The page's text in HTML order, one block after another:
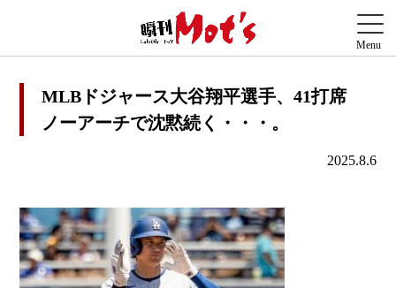
MLBドジャース大谷翔平選手、41打席
ノーアーチで沈黙続く・・・。
2025.8.6